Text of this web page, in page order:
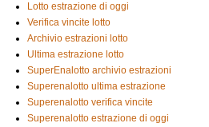
Lotto estrazione di oggi
Verifica vincite lotto
Archivio estrazioni lotto
Ultima estrazione lotto
SuperEnalotto archivio estrazioni
Superenalotto ultima estrazione
Superenalotto verifica vincite
Superenalotto estrazione di oggi